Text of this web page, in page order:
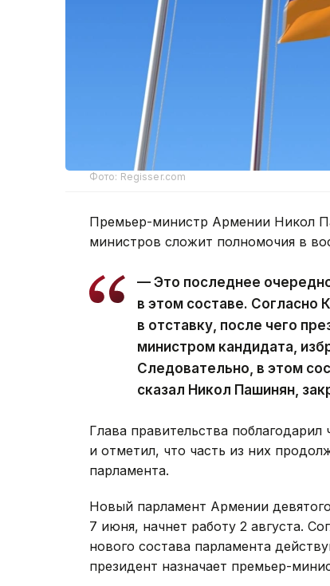
Фото: Regisser.com
Премьер-министр Армении Никол
министров сложит полномочия в
— Это последнее
в этом составе. Согласно
в отставку, после чего
министром кандидата,
Следовательно, в этом
сказал Никол Пашинян,
Глава правительства
и отметил, что часть из них
парламента.
Новый парламент Армении
7 июня, начнет работу 2 августа.
нового состава парламента
президент назначает премьер-